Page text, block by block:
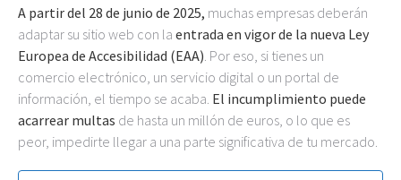
A partir del 28 de junio de 2025, muchas empresas deberán
adaptar su sitio web con la entrada en vigor de la nueva Ley
Europea de Accesibilidad (EAA) . Por eso, si tienes un
comercio electrónico, un servicio digital o un portal de
información, el tiempo se acaba. El incumplimiento puede
acarrear multas de hasta un millón de euros, o lo que es
peor, impedirte llegar a una parte significativa de tu mercado.